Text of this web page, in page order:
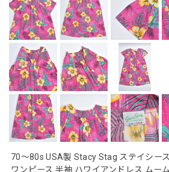
70～80s USA製 Stacy Stag ステイシー
ワンピース 半袖 ハワイアンドレス ムー